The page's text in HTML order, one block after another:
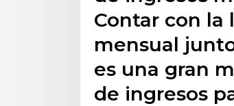
Contar con la
mensual
es una gran
de ingresos